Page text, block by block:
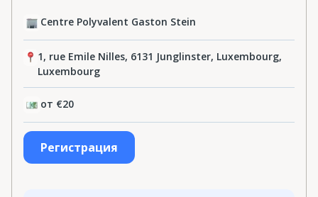
Centre Polyvalent Gaston Stein
1, rue Emile Nilles, 6131 Junglinster, Luxembourg,
Luxembourg
от €20
Регистрация